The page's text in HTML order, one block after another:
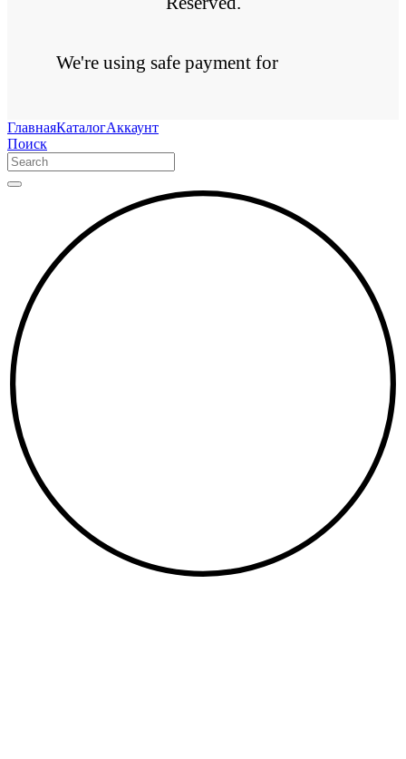
We're using safe payment for
ГлавнаяКаталогАккаунт
Поиск